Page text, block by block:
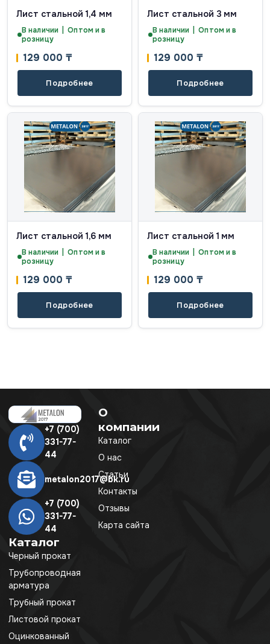
Лист стальной 1,4 мм
В наличии | Оптом и в
розницу
129 000 ₸
Подробнее
Лист стальной 3 мм
В наличии | Оптом и в
розницу
129 000 ₸
Подробнее
Лист стальной 1,6 мм
В наличии | Оптом и в
розницу
129 000 ₸
Подробнее
Лист стальной 1 мм
В наличии | Оптом и в
розницу
129 000 ₸
Подробнее
+7 (700)
331-77-
44
metalon2017@bk.ru
+7 (700)
331-77-
44
Каталог
Черный прокат
Трубопроводная
арматура
Трубный прокат
Листовой прокат
Оцинкованный
О
компании
Каталог
О нас
Статьи
Контакты
Отзывы
Карта сайта